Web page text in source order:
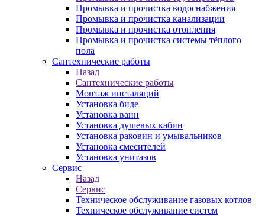
Промывка и прочистка водоснабжения
Промывка и прочистка канализации
Промывка и прочистка отопления
Промывка и прочистка системы тёплого
пола
Сантехнические работы
Назад
Сантехнические работы
Монтаж инсталяций
Установка биде
Установка ванн
Установка душевых кабин
Установка раковин и умывальников
Установка смесителей
Установка унитазов
Сервис
Назад
Сервис
Техническое обслуживание газовых котлов
Техническое обслуживание систем